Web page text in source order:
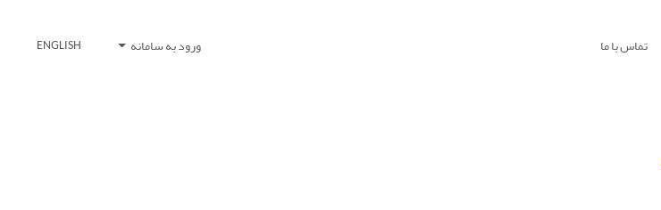
تماس با ما ورود به سامانه ENGLISH